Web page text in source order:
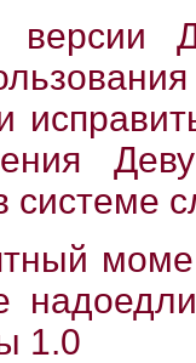
версии
системе
1.0